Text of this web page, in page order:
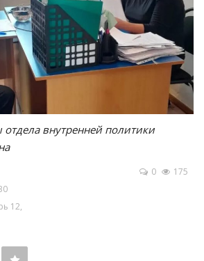
отдела внутренней политики
12,
0 175